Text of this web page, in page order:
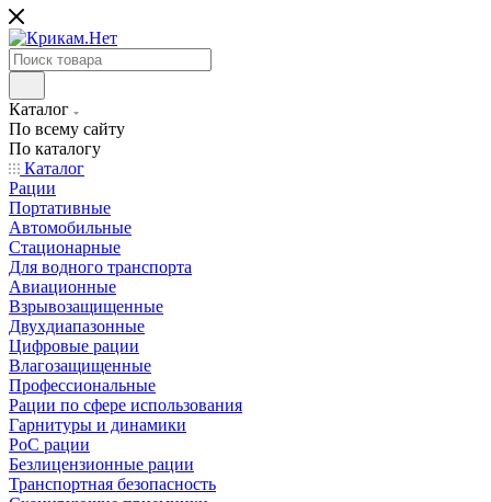
Каталог
По всему сайту
По каталогу
Каталог
Рации
Портативные
Автомобильные
Стационарные
Для водного транспорта
Авиационные
Взрывозащищенные
Двухдиапазонные
Цифровые рации
Влагозащищенные
Профессиональные
Рации по сфере использования
Гарнитуры и динамики
PoC рации
Безлицензионные рации
Транспортная безопасность